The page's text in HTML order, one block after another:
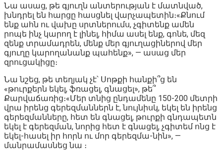
Նա ասաց, թե գյուղն անտերության է մատնված,
խնդրել են հարցը հասցնել վարչապետին։«Քնում
ենք ահն ու վախը սրտներումս, չգիտենք ամեն
րոպե ինչ կարող է լինել, հիմա ասել ենք, գոնե, մեզ
զենք տրամադրեն, մենք մեր գյուղացիներով մեր
գյուղը կարողանանք պահենք», — ասաց մեր
զրուցակիցը։
Նա նշեց, թե տեղյակ չէ՝ Սոթքի հանքի՞ց են
«թուրքերն եկել, ֆռացել, գնացել», թե՞
Քարվաճառից։«Մեր տնից ընդամենը 150-200 մետրի
վրա իրենց գերեզմաններն է, նույնիսկ, եկել են իրենց
գերեզմանները, հետ են գնացել, թուրքի գնդապետն
եկել է գերեզման, նորից հետ է գնացել, չգիտեմ ոնց է
եկել-հասել իր հորն ու մոր գերեզմա-նին», —
մանրամասնեց նա ։